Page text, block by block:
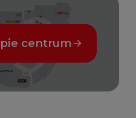
centrum